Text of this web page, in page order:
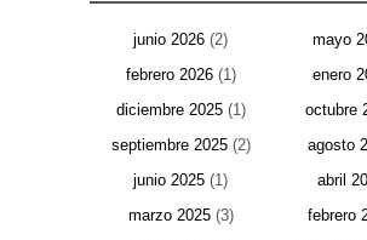
junio 2026 (2) mayo
febrero 2026(1) enero
diciembre 2025(1) octubre
septiembre 2025(2) agosto
junio 2025 (1) abril
marzo 2025(3) febrero